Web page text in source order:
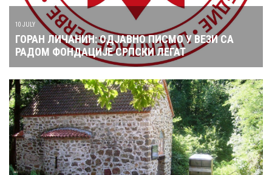
10 JULY
ГОРАН ЛИЧАНИН: ОДЈАВНО ПИСМО У ВЕЗИ СА
РАДОМ ФОНДАЦИЈЕ СРПСКИ ЛЕГАТ